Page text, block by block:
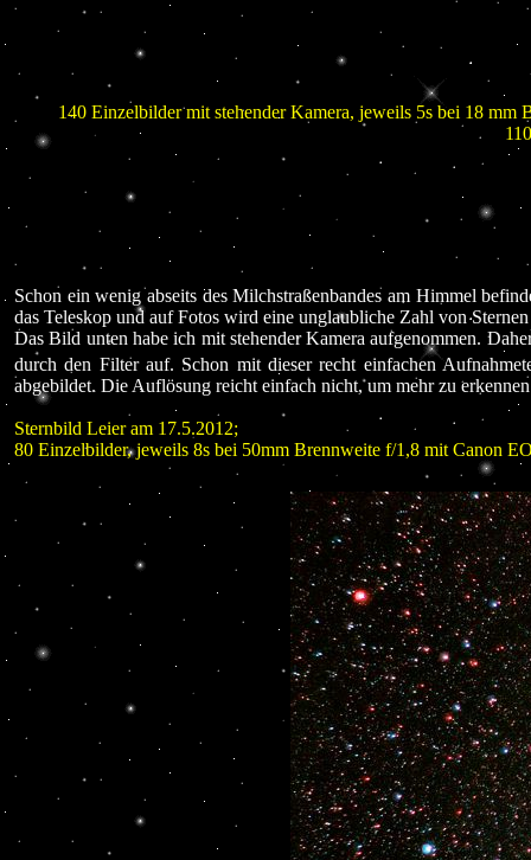
140 Einzelbilder mit stehender Kamera, jeweils 5s bei 18 mm
Schon ein wenig abseits des Milchstraßenbandes am Himmel
das Teleskop und auf Fotos wird eine unglaubliche Zahl von
Das Bild unten habe ich mit stehender Kamera aufgenommen.
durch den Filter auf. Schon mit dieser recht einfachen
abgebildet. Die Auflösung reicht einfach nicht, um mehr zu
Sternbild Leier am 17.5.2012;
80 Einzelbilder, jeweils 8s bei 50mm Brennweite f/1,8 mit Canon